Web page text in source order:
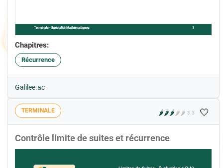
Chapitres:
Récurrence
Galilee.ac
TERMINALE 🌶️🌶️🌶️ 🌶️ 🌶️ 3.3 🤍
Contrôle limite de suites et récurrence